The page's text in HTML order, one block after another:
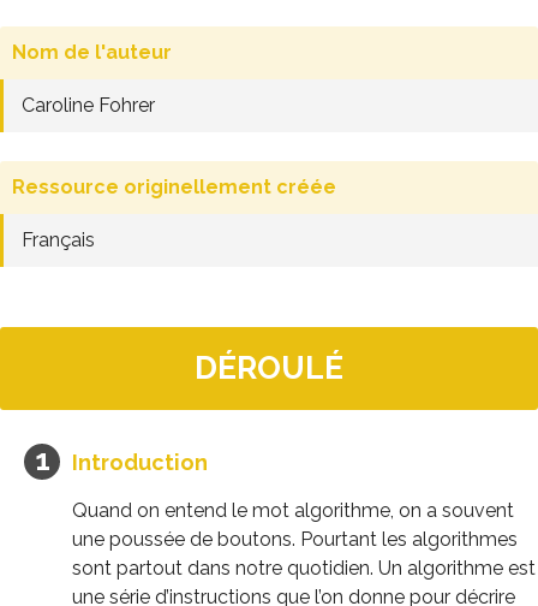
Nom de l'auteur
Caroline Fohrer
Ressource originellement créée
Français
DÉROULÉ
Introduction
Quand on entend le mot algorithme, on a souvent
une poussée de boutons. Pourtant les algorithmes
sont partout dans notre quotidien. Un algorithme est
une série d’instructions que l’on donne pour décrire